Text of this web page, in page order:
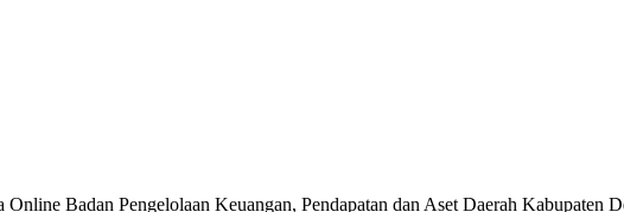
Badan Pengelolaan Keuangan, Pendapatan dan Aset Daerah Kabupaten